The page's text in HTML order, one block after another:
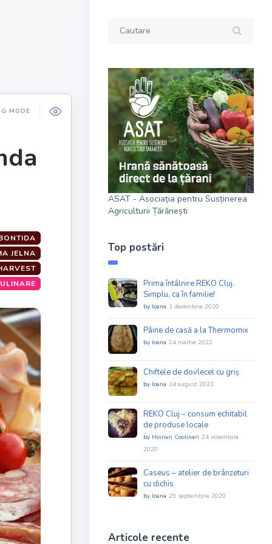
MODE
JELNA
ASAT - Asociația pentru Susținerea
Agriculturii Țărănești
Top postări
Prima întâlnire REKO Cluj.
Simplu, ca în familie!
by Ioana 1 decembrie 2020
Pâine de casă a la Thermomix
by Ioana 24 martie 2022
Chiftele de dovlecel cu griș
by Ioana 14 august 2023
REKO Cluj – consum echitabil
de produse locale
by Hoinari Coolinari 24 noiembrie
2020
Caseus – atelier de brânzeturi
cu dichis
by Ioana 29 septembrie 2020
Articole recente